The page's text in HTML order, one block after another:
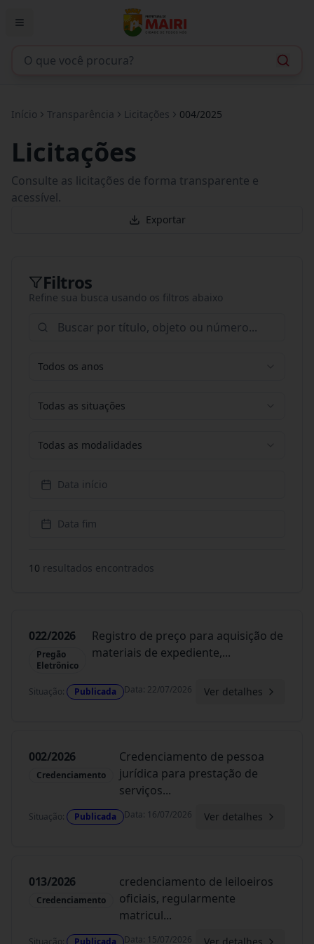
Início Transparência Licitações 004/2025
Licitações
Consulte as licitações de forma transparente e
acessível.
Exportar
Filtros
Refine sua busca usando os filtros abaixo
Todos os anos
Todas as situações
Todas as modalidades
Data início
Data fim
10 resultados encontrados
022/2026
Pregão
Eletrônico
Registro de preço para aquisição de
materiais de expediente,...
Situação: Publicada Data: 22/07/2026 Ver detalhes
002/2026
Credenciamento
Credenciamento de pessoa
jurídica para prestação de
serviços...
Situação: Publicada Data: 16/07/2026 Ver detalhes
013/2026
Credenciamento
credenciamento de leiloeiros
oficiais, regularmente
matricul...
Situação: Publicada Data: 15/07/2026